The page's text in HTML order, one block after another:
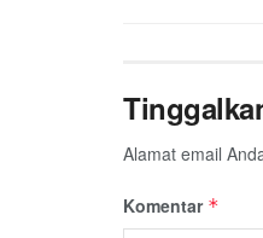
Alamat email
Komentar *